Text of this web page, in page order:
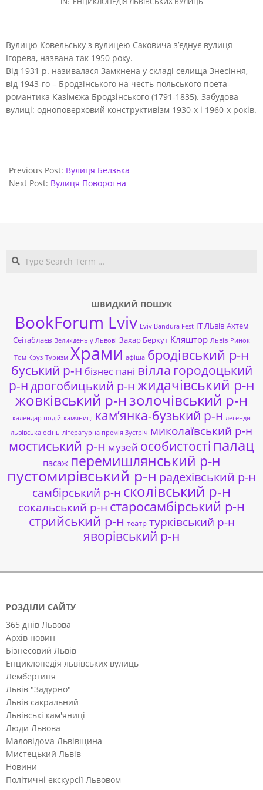
Вулицю Ковельську з вулицею Саковича з’єднує вулиця
Ігорева, названа так 1950 року.
Від 1931 р. називалася Замкнена у складі селища Знесіння,
від 1943-го – Бродзінського на честь польського поета-
романтика Казімєжа Бродзінського (1791-1835). Забудова
вулиці: одноповерховий конструктивізм 1930-х і 1960-х років.
05-
31
Previous Post: Вулиця Белзька
Next Post: Вулиця Поворотна
ШВИДКИЙ ПОШУК
BookForum Lviv Lviv Bandura Fest ІТ ЛЬвів Ахтем
Сеітаблаєв Великдень у Львові Захар Беркут Кляштор Львів Ринок
Том Круз Туризм Храми афіша бродівський р-н
буський р-н бізнес пані вілла городоцький
р-ндрогобицький р-н жидачівський р-н
жовківський р-нзолочівський р-н
календар подій камяниці кам’янка-бузький р-н легенди
львівська осінь літературна премія Зустріч миколаївський р-н
мостиський р-н музей особистості палац
пасаж перемишлянський р-н
пустомирівський р-н радехівський р-н
самбірський р-н сколівський р-н
сокальський р-н старосамбірський р-н
стрийський р-н театр турківський р-н
яворівський р-н
РОЗДІЛИ САЙТУ
365 днів Львова
Архів новин
Бізнесовий Львів
Енциклопедія львівських вулиць
Лембергиня
Львів "Задурно"
Львів сакральний
Львівські кам'яниці
Люди Львова
Маловідома Львівщина
Мистецький Львів
Новини
Політичні екскурсії Львовом